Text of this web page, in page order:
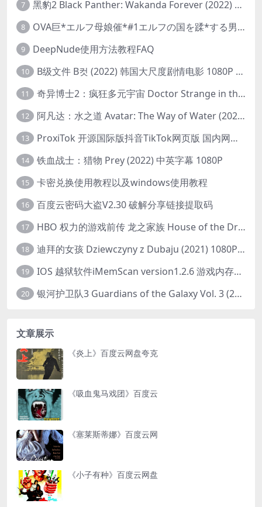
7 黑豹2 Black Panther: Wakanda Forever (2022) 高清版
8 OVA巨*エルフ母娘催*#1エルフの国を蹂*する男。汚された女王と姫
9 DeepNude使用方法教程FAQ
10 B级文件 B컷 (2022) 韩国大尺度剧情电影 1080P 中字
11 奇异博士2：疯狂多元宇宙 Doctor Strange in the Multiverse of Madness (2022) 高清版1080p
12 阿凡达：水之道 Avatar: The Way of Water (2022) 1080p 2k 4k 中文字幕
13 ProxiTok 开源国际版抖音TikTok网页版 国内网络直连
14 铁血战士：猎物 Prey (2022) 中英字幕 1080P
15 卡密兑换使用教程以及windows使用教程
16 百度云密码大盗V2.30 破解分享链接提取码
17 HBO 权力的游戏前传 龙之家族 House of the Dragon (2022) 中字 1080P 更新4集
18 迪拜的女孩 Dziewczyny z Dubaju (2021) 1080P 中字
19 IOS 越狱软件iMemScan version1.2.6 游戏内存修改器
20 银河护卫队3 Guardians of the Galaxy Vol. 3 (2023)4K高清资源1080p只分享精品
文章展示
《炎上》百度云网盘夸克
《吸血鬼马戏团》百度云
《塞莱斯蒂娜》百度云网
《小子有种》百度云网盘